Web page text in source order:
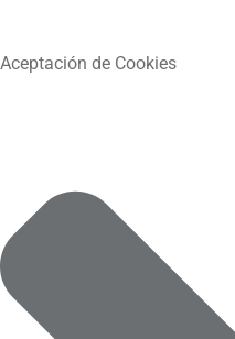
Aceptación de Cookies